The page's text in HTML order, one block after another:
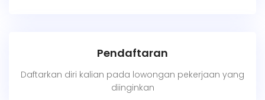
Pendaftaran
Daftarkan diri kalian pada lowongan pekerjaan yang
diinginkan